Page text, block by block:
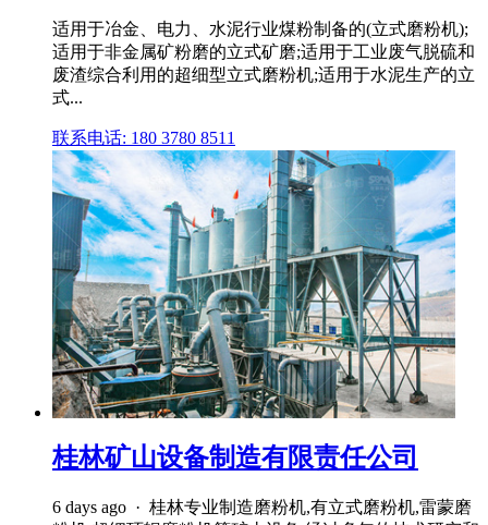
适用于冶金、电力、水泥行业煤粉制备的(立式磨粉机);
适用于非金属矿粉磨的立式矿磨;适用于工业废气脱硫和
废渣综合利用的超细型立式磨粉机;适用于水泥生产的立
式...
联系电话: 180 3780 8511
桂林矿山设备制造有限责任公司
6 days ago · 桂林专业制造磨粉机,有立式磨粉机,雷蒙磨